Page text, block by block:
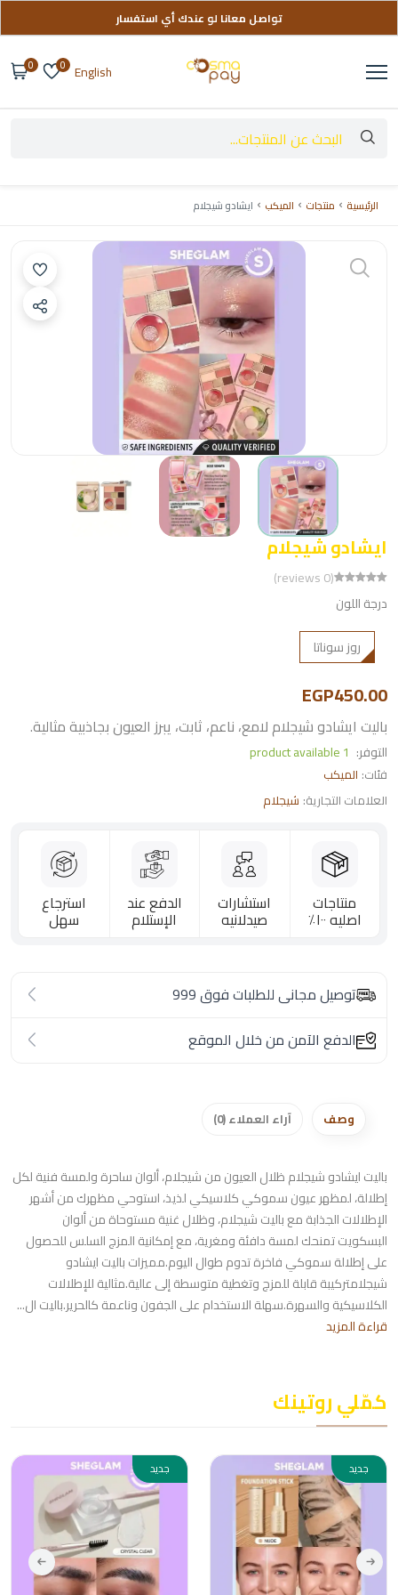
تواصل معانا لو عندك أي استفسار
English
0
0
الرئيسية منتجات الميكب ايشادو شيجلام
ايشادو شيجلام
(0 reviews)
EGP450.00
باليت ايشادو شيجلام لامع، ناعم، ثابت، يبرز العيون بجاذبية مثالية.
درجة اللون
روز سوناتا
التوفر:
فئات: الميكب
العلامات التجارية: شيجلام
منتاجات
اصليه ١٠٠٪؜
استشارات
صيدلانيه
الدفع عند
الإستلام
استرجاع
سهل
توصيل مجانى للطلبات فوق 999
الدفع الآمن من خلال الموقع
وصف آراء العملاء (0)
باليت ايشادو شيجلام ظلال العيون من شيجلام، ألوان ساحرة ولمسة فنية لكل
إطلالة، لمظهر عيون سموكي كلاسيكي لذيذ، استوحي مظهرك من أشهر
الإطلالات الجذابة مع باليت شيجلام، وظلال غنية مستوحاة من ألوان
البسكويت تمنحك لمسة دافئة ومغرية، مع إمكانية المزج السلس للحصول
على إطلالة سموكي فاخرة تدوم طوال اليوم.مميزات باليت ايشادو
شيجلامتركيبة قابلة للمزج وتغطية متوسطة إلى عالية.مثالية للإطلالات
الكلاسيكية والسهرة.سهلة الاستخدام على الجفون وناعمة كالحرير.باليت ال...
قراءة المزيد
كمّلي روتينك
جديد جديد